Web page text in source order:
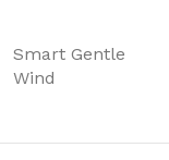
Smart Gentle
Wind